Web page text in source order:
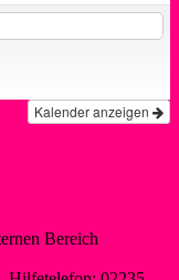
Kalender anzeigen
Bereich